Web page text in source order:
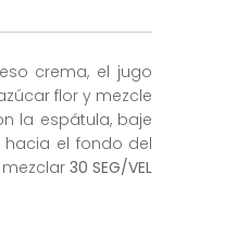
crema, el jugo
flor y mezcle
la espátula, baje
hacia el fondo del
mezclar30 SEG/VEL